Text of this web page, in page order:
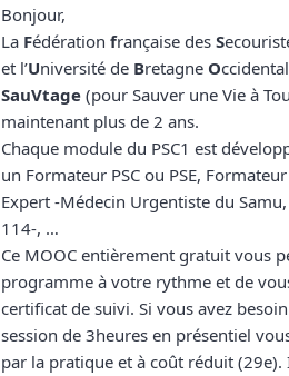
Bonjour,
La Fédération française des S
et l’Université de Bretagne O
SauVtage (pour Sauver une Vie à
maintenant plus de 2 ans.
Chaque module du PSC1 est
un Formateur PSC ou PSE,
Expert -Médecin Urgentiste du Samu,
114-, …
Ce MOOC entièrement gratuit vous
programme à votre rythme et de
certificat de suivi. Si vous avez
session de 3heures en présentiel
par la pratique et à coût réduit (29e).